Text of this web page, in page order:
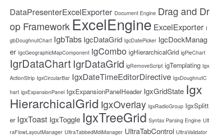
DataPresenterExcelExporter Document Engine Drag and Dr
op Framework ExcelEngine ExcelExporter I
gbDoughnutChart IgbTabs IgcDataGrid IgcDatePicker IgcDockManag
er IgcGeographicMapComponent igCombo igHierarchicalGrid igPieChart
IgrDataChart IgrDataGrid igRemoveScript igTemplating Igx
ActionStrip IgxCircularBar IgxDateTimeEditorDirective IgxDoughnutC
hart igxExpansionPanel IgxExpansionPanelHeader IgxGridState Igx
HierarchicalGrid IgxOverlay IgxRadioGroup IgxSplitt
er IgxToast IgxToggle IgxTreeGrid Syntax Parsing Engine Ult
raFlowLayoutManager UltraTabbedMdiManager UltraTabControl UltraValidator